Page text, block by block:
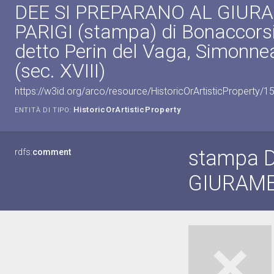
DEE SI PREPARANO AL
PARIGI (stampa) di
detto Perin del Vaga,
(sec. XVIII)
https://w3id.org/arco/resource/HistoricOrArtisticProperty/
ENTITÀ DI TIPO: HistoricOrArtisticProperty
rdfs:comment
stampa